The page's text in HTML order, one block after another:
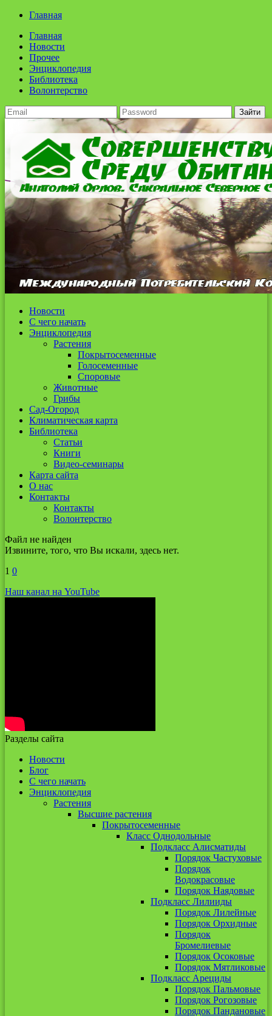
Главная
Главная
Новости
Прочее
Энциклопедия
Библиотека
Волонтерство
Зайти
Новости
С чего начать
Энциклопедия
Растения
Покрытосеменные
Голосеменные
Споровые
Животные
Грибы
Сад-Огород
Климатическая карта
Библиотека
Статьи
Книги
Видео-семинары
Карта сайта
О нас
Контакты
Контакты
Волонтерство
Файл не найден
Извините, того, что Вы искали, здесь нет.
1 0
Наш канал на YouTube
Разделы сайта
Новости
Блог
С чего начать
Энциклопедия
Растения
Высшие растения
Покрытосеменные
Класс Однодольные
Подкласс Алисматиды
Порядок Частуховые
Порядок
Водокрасовые
Порядок Наядовые
Подкласс Лилииды
Порядок Лилейные
Порядок Орхидные
Порядок
Бромелиевые
Порядок Осоковые
Порядок Мятликовые
Подкласс Арециды
Порядок Пальмовые
Порядок Рогозовые
Порядок Пандановые